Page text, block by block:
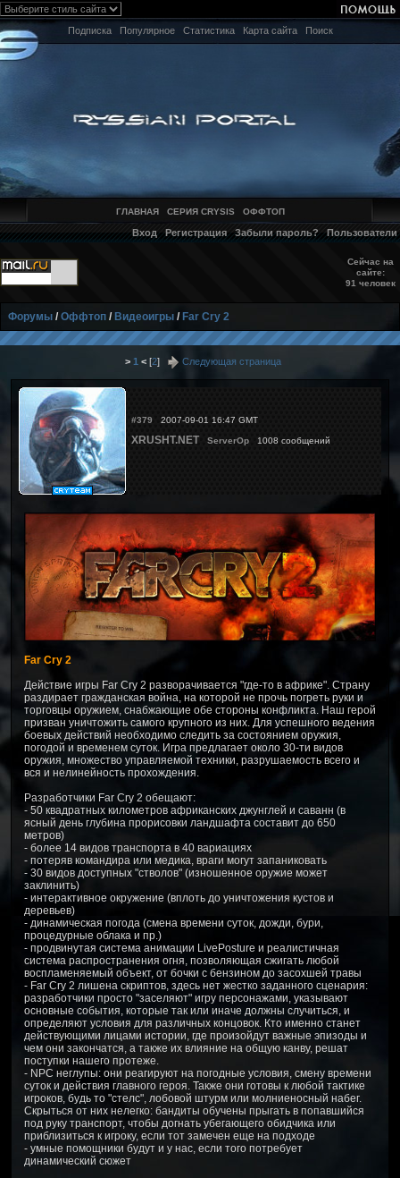
Подписка Популярное Статистика Карта сайта Поиск
ГЛАВНАЯ СЕРИЯ CRYSIS ОФФТОП
Вход Регистрация Забыли пароль? Пользователи
Сейчас на
сайте:
91 человек
Форумы /Оффтоп / Видеоигры / Far Cry 2
> 1 <[2] Следующая страница
#379 2007-09-01 16:47 GMT
XRUSHT.NET ServerOp 1008 сообщений
Far Cry 2
Действие игры Far Cry 2 разворачивается "где-то в африке". Страну
раздирает гражданская война, на которой не прочь погреть руки и
торговцы оружием, снабжающие обе стороны конфликта. Наш герой
призван уничтожить самого крупного из них. Для успешного ведения
боевых действий необходимо следить за состоянием оружия,
погодой и временем суток. Игра предлагает около 30-ти видов
оружия, множество управляемой техники, разрушаемость всего и
вся и нелинейность прохождения.
Разработчики Far Cry 2 обещают:
- 50 квадратных километров африканских джунглей и саванн (в
ясный день глубина прорисовки ландшафта составит до 650
метров)
- более 14 видов транспорта в 40 вариациях
- потеряв командира или медика, враги могут запаниковать
- 30 видов доступных "стволов" (изношенное оружие может
заклинить)
- интерактивное окружение (вплоть до уничтожения кустов и
деревьев)
- динамическая погода (смена времени суток, дожди, бури,
процедурные облака и пр.)
- продвинутая система анимации LivePosture и реалистичная
система распространения огня, позволяющая сжигать любой
воспламеняемый объект, от бочки с бензином до засохшей травы
- Far Cry 2 лишена скриптов, здесь нет жестко заданного сценария:
разработчики просто "заселяют" игру персонажами, указывают
основные события, которые так или иначе должны случиться, и
определяют условия для различных концовок. Кто именно станет
действующими лицами истории, где произойдут важные эпизоды и
чем они закончатся, а также их влияние на общую канву, решат
поступки нашего протеже.
- NPC неглупы: они реагируют на погодные условия, смену времени
суток и действия главного героя. Также они готовы к любой тактике
игроков, будь то "стелс", лобовой штурм или молниеносный набег.
Скрыться от них нелегко: бандиты обучены прыгать в попавшийся
под руку транспорт, чтобы догнать убегающего обидчика или
приблизиться к игроку, если тот замечен еще на подходе
- умные помощники будут и у нас, если того потребует
динамический сюжет